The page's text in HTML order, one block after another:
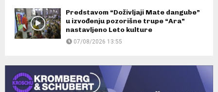
Predstavom “Doživljaji Mate dangube”
u izvođenju pozorišne trupe “Ara”
nastavljeno Leto kulture
07/08/2026 13:55